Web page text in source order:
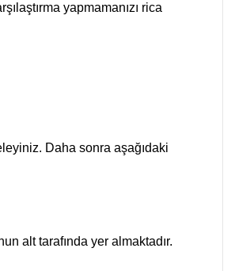
yapmamanızı rica
Daha sonra aşağıdaki
alt tarafında yer almaktadır.